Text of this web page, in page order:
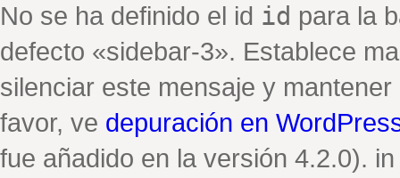
No se ha definido el id id para la
defecto «sidebar-3». Establece
silenciar este mensaje y
favor, ve depuración en
fue añadido en la versión 4.2.0). in